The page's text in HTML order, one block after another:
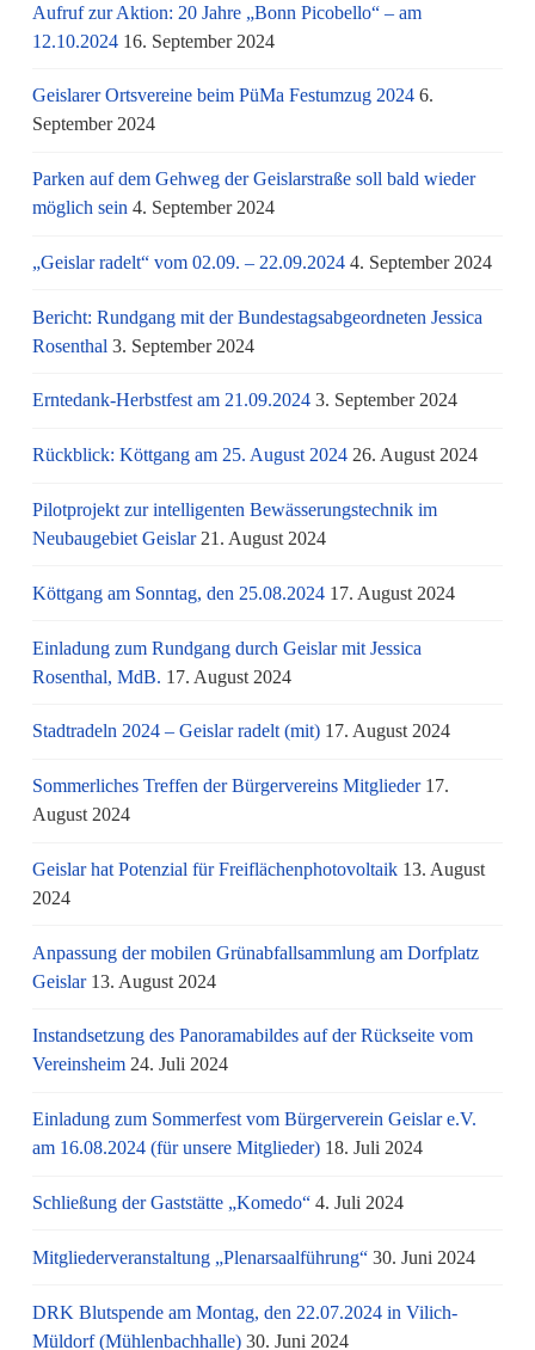
Aufruf zur Aktion: 20 Jahre „Bonn Picobello“ – am
12.10.2024 16. September 2024
Geislarer Ortsvereine beim PüMa Festumzug 2024 6.
September 2024
Parken auf dem Gehweg der Geislarstraße soll bald wieder
möglich sein 4. September 2024
„Geislar radelt“ vom 02.09. – 22.09.2024 4. September 2024
Bericht: Rundgang mit der Bundestagsabgeordneten Jessica
Rosenthal 3. September 2024
Erntedank-Herbstfest am 21.09.2024 3. September 2024
Rückblick: Köttgang am 25. August 2024 26. August 2024
Pilotprojekt zur intelligenten Bewässerungstechnik im
Neubaugebiet Geislar 21. August 2024
Köttgang am Sonntag, den 25.08.2024 17. August 2024
Einladung zum Rundgang durch Geislar mit Jessica
Rosenthal, MdB. 17. August 2024
Stadtradeln 2024 – Geislar radelt (mit) 17. August 2024
Sommerliches Treffen der Bürgervereins Mitglieder 17.
August 2024
Geislar hat Potenzial für Freiflächenphotovoltaik 13. August
2024
Anpassung der mobilen Grünabfallsammlung am Dorfplatz
Geislar 13. August 2024
Instandsetzung des Panoramabildes auf der Rückseite vom
Vereinsheim 24. Juli 2024
Einladung zum Sommerfest vom Bürgerverein Geislar e.V.
am 16.08.2024 (für unsere Mitglieder) 18. Juli 2024
Schließung der Gaststätte „Komedo“ 4. Juli 2024
Mitgliederveranstaltung „Plenarsaalführung“ 30. Juni 2024
DRK Blutspende am Montag, den 22.07.2024 in Vilich-
Müldorf (Mühlenbachhalle) 30. Juni 2024